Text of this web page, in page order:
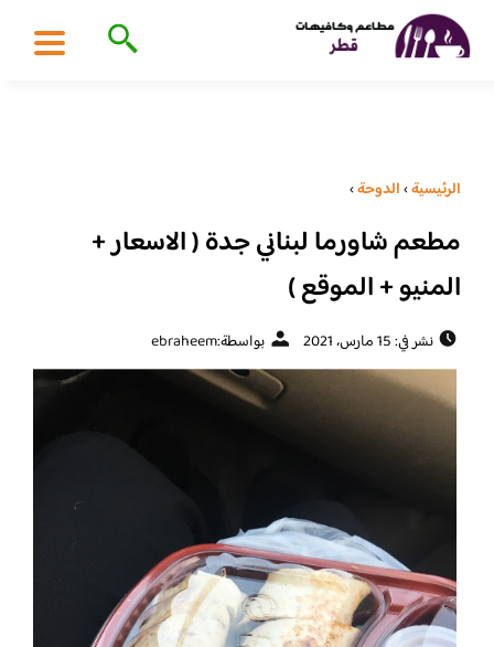
الرئيسية›الدوحة›
مطعم شاورما لبناني جدة ( الاسعار +
المنيو + الموقع )
نشر في: 15 مارس، 2021 بواسطة:ebraheem